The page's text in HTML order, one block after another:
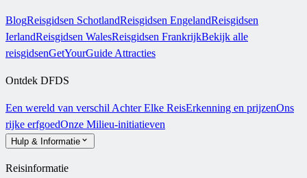
BlogReisgidsen SchotlandReisgidsen EngelandReisgidsen
IerlandReisgidsen WalesReisgidsen FrankrijkBekijk alle
reisgidsenGetYourGuide Attracties
Ontdek DFDS
Een wereld van verschil Achter Elke ReisErkenning en prijzenOns
rijke erfgoedOnze Milieu-initiatieven
Hulp & Informatie
Reisinformatie